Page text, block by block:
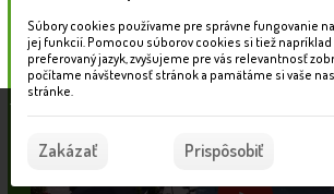
Táto stránka používa súbory cookies, ktoré
pomáhajú poskytovať služby. Používaním
služieb vyjadrujete súhlas s používaním súborov
Súbory cookies používame pre správne fungovanie
jej funkcií. Pomocou súborov cookies si tiež napríklad
preferovaný jazyk, zvyšujeme pre vás relevantnosť
počítame návštevnosť stránok a pamätáme si vaše
stránke.
Zakázať Prispôsobiť